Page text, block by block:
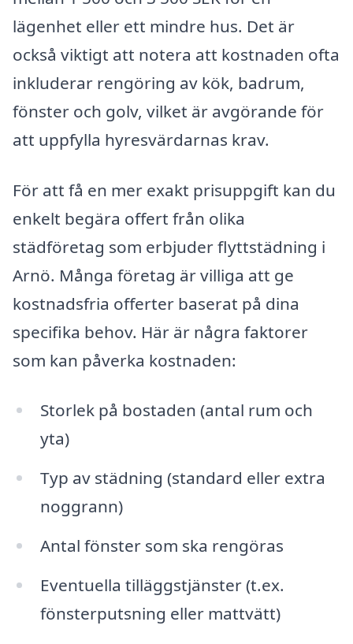
lägenhet eller ett mindre hus. Det är
också viktigt att notera att kostnaden ofta
inkluderar rengöring av kök, badrum,
fönster och golv, vilket är avgörande för
att uppfylla hyresvärdarnas krav.
För att få en mer exakt prisuppgift kan du
enkelt begära offert från olika
städföretag som erbjuder flyttstädning i
Arnö. Många företag är villiga att ge
kostnadsfria offerter baserat på dina
specifika behov. Här är några faktorer
som kan påverka kostnaden:
Storlek på bostaden (antal rum och
yta)
Typ av städning (standard eller extra
noggrann)
Antal fönster som ska rengöras
Eventuella tilläggstjänster (t.ex.
fönsterputsning eller mattvätt)